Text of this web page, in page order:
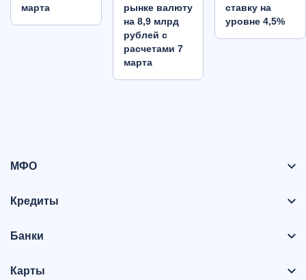
марта
рынке валюту
на 8,9 млрд
рублей с
расчетами 7
марта
ставку на
уровне 4,5%
МФО
Кредиты
Банки
Карты